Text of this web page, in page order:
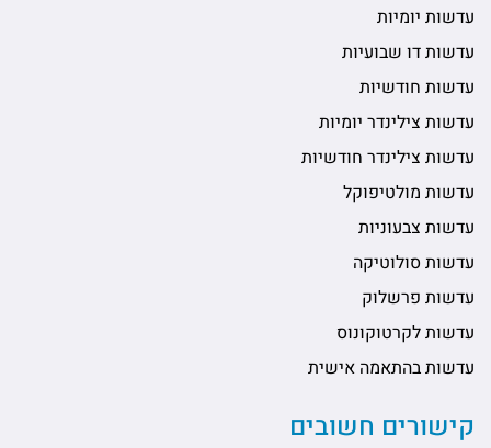
עדשות יומיות
עדשות דו שבועיות
עדשות חודשיות
עדשות צילינדר יומיות
עדשות צילינדר חודשיות
עדשות מולטיפוקל
עדשות צבעוניות
עדשות סולוטיקה
עדשות פרשלוק
עדשות לקרטוקונוס
עדשות בהתאמה אישית
קישורים חשובים